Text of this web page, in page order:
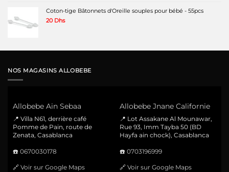
Coton-tige Bâtonnets d'Oreille souples pour bébé - 55pcs
20 Dhs
NOS MAGASINS ALLOBEBE
Allobebe Ain Sebaa
📍 Villa N61, derrière café
Pomme de Pain, route de
Zenata, Casablanca
☎️ 0670030178
🔗 Voir sur Google Maps
Allobebe Jnane Californie
📍 Lot Assakane Al Mounawar,
Rue 93, Imm Tayba 50 (BD
Hayfa ain chock), Casablanca
☎️ 0703196999
🔗 Voir sur Google Maps